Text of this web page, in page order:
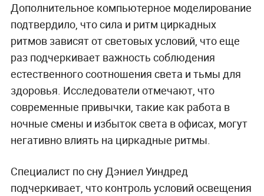
Дополнительное компьютерное моделирование
подтвердило, что сила и ритм циркадных
ритмов зависят от световых условий, что еще
раз подчеркивает важность соблюдения
естественного соотношения света и тьмы для
здоровья. Исследователи отмечают, что
современные привычки, такие как работа в
ночные смены и избыток света в офисах, могут
негативно влиять на циркадные ритмы.
Специалист по сну Дэниел Уиндред
подчеркивает, что контроль условий освещения